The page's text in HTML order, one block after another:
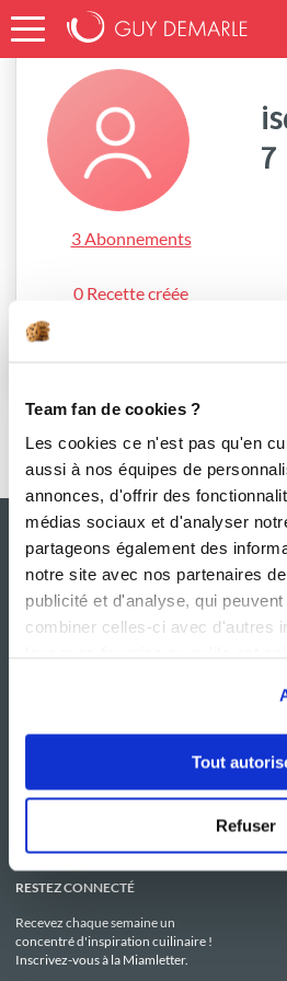
Team fan de cookies ?
Les cookies ce n'est pas qu'en
aussi à nos équipes de
annonces, d'offrir des
médias sociaux et d'analyser
partageons également des
notre site avec nos partenaires
publicité et d'analyse, qui
combiner celles-ci avec d'autres
Tout
Refuser
Accueil isabelleb_faf7
7
3 Abonnements
0 Recette créée
Le Mag'
Boutique
C.G.U
RESTEZ CONNECTÉ
Recevez chaque semaine un
concentré d'inspiration cuilinaire !
Inscrivez-vous à la Miamletter.